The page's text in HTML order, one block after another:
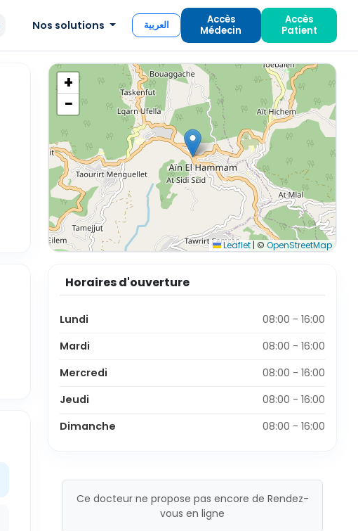
Nos solutions العربية
Accès
Médecin
Accès
Patient
+
−
Leaflet | © OpenStreetMap
Horaires d'ouverture
Lundi
08:00 - 16:00
Mardi
08:00 - 16:00
Mercredi
08:00 - 16:00
Jeudi
08:00 - 16:00
Dimanche
08:00 - 16:00
Ce docteur ne propose pas encore de Rendez-
vous en ligne